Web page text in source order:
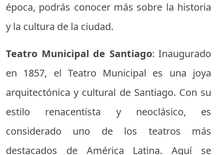
época, podrás conocer más sobre la historia
y la cultura de la ciudad.
Teatro Municipal de Santiago: Inaugurado
en 1857, el Teatro Municipal es una joya
arquitectónica y cultural de Santiago. Con su
estilo renacentista y neoclásico, es
considerado uno de los teatros más
destacados de América Latina. Aquí se